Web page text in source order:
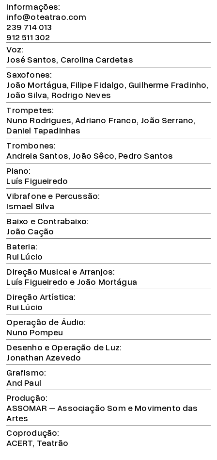
Informações
info@oteatrao.com
239 714 013
912 511 302
Voz
José Santos, Carolina Cardetas
Saxofones
João Mortágua, Filipe Fidalgo, Guilherme Fradinho,
João Silva, Rodrigo Neves
Trompetes
Nuno Rodrigues, Adriano Franco, João Serrano,
Daniel Tapadinhas
Trombones
Andreia Santos, João Sêco, Pedro Santos
Piano
Luís Figueiredo
Vibrafone e Percussão
Ismael Silva
Baixo e Contrabaixo
João Cação
Bateria
Rui Lúcio
Direção Musical e Arranjos
Luís Figueiredo e João Mortágua
Direção Artística
Rui Lúcio
Operação de Áudio
Nuno Pompeu
Desenho e Operação de Luz
Jonathan Azevedo
Grafismo
And Paul
Produção
ASSOMAR – Associação Som e Movimento das
Artes
Coprodução
ACERT, Teatrão